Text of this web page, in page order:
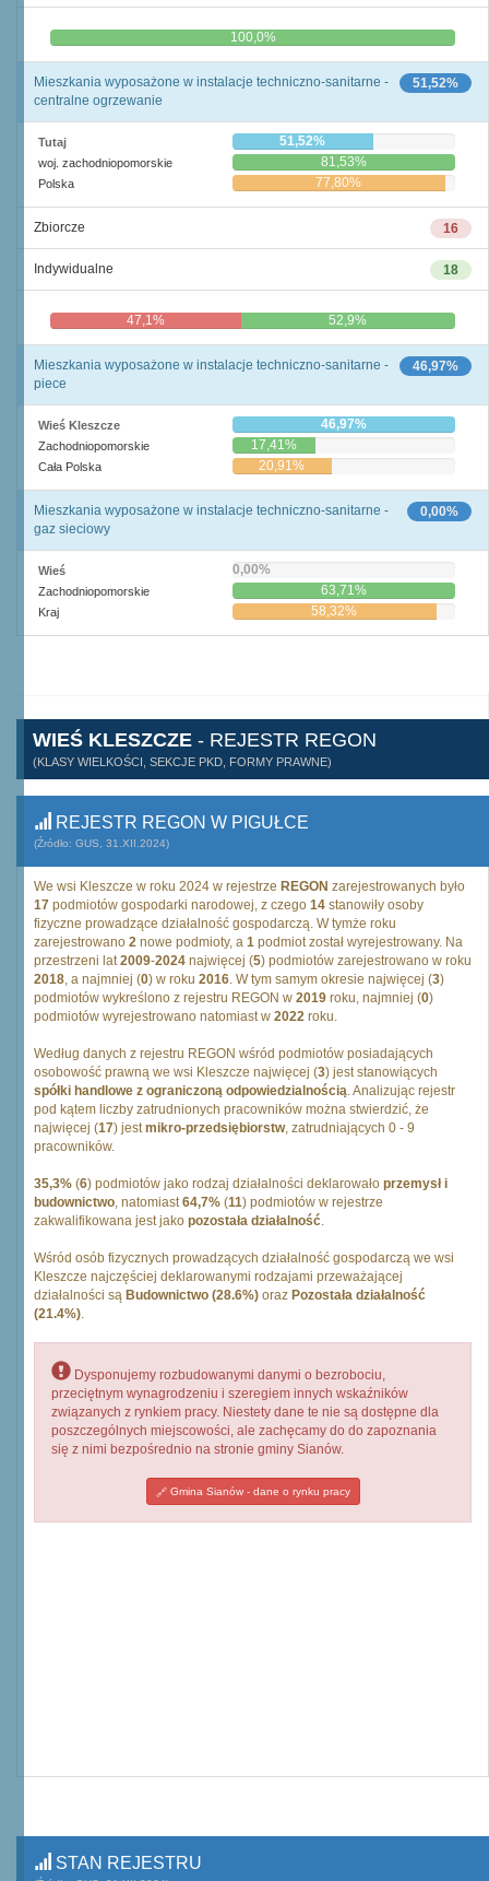
0,0% 100,0%
51,52%
Mieszkania wyposażone w instalacje techniczno-sanitarne -
centralne ogrzewanie
Tutaj 51,52%
woj. zachodniopomorskie 81,53%
Polska 77,80%
16
Zbiorcze
18
Indywidualne
47,1% 52,9%
46,97%
Mieszkania wyposażone w instalacje techniczno-sanitarne -
piece
Wieś Kleszcze 46,97%
Zachodniopomorskie 17,41%
Cała Polska 20,91%
0,00%
Mieszkania wyposażone w instalacje techniczno-sanitarne -
gaz sieciowy
Wieś 0,00%
Zachodniopomorskie 63,71%
Kraj 58,32%
WIEŚ KLESZCZE - REJESTR REGON
(KLASY WIELKOŚCI, SEKCJE PKD, FORMY PRAWNE)
REJESTR REGON W PIGUŁCE
(Źródło: GUS, 31.XII.2024)
We wsi Kleszcze w roku 2024 w rejestrze REGON zarejestrowanych było
17 podmiotów gospodarki narodowej, z czego 14 stanowiły osoby
fizyczne prowadzące działalność gospodarczą. W tymże roku
zarejestrowano 2 nowe podmioty, a 1 podmiot został wyrejestrowany. Na
przestrzeni lat2009-2024 najwięcej (5) podmiotów zarejestrowano w roku
2018, a najmniej (0) w roku 2016. W tym samym okresie najwięcej (3)
podmiotów wykreślono z rejestru REGON w 2019 roku, najmniej (0)
podmiotów wyrejestrowano natomiast w 2022 roku.
Według danych z rejestru REGON wśród podmiotów posiadających
osobowość prawną we wsi Kleszcze najwięcej (3) jest stanowiących
spółki handlowe z ograniczoną odpowiedzialnością. Analizując rejestr
pod kątem liczby zatrudnionych pracowników można stwierdzić, że
najwięcej (17) jestmikro-przedsiębiorstw, zatrudniających 0 - 9
pracowników.
35,3% (6) podmiotów jako rodzaj działalności deklarowało przemysł i
budownictwo, natomiast64,7% (11) podmiotów w rejestrze
zakwalifikowana jest jako pozostała działalność.
Wśród osób fizycznych prowadzących działalność gospodarczą we wsi
Kleszcze najczęściej deklarowanymi rodzajami przeważającej
działalności są Budownictwo (28.6%) oraz Pozostała działalność
(21.4%).
Dysponujemy rozbudowanymi danymi o bezrobociu,
przeciętnym wynagrodzeniu i szeregiem innych wskaźników
związanych z rynkiem pracy. Niestety dane te nie są dostępne dla
poszczególnych miejscowości, ale zachęcamy do do zapoznania
się z nimi bezpośrednio na stronie gminy Sianów.
Gmina Sianów - dane o rynku pracy
STAN REJESTRU